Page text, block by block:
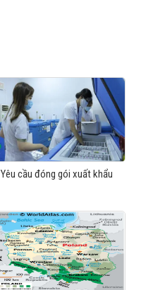
Yêu cầu đóng gói xuất khẩu